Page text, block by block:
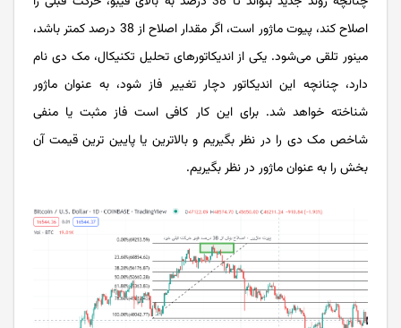
اصلاح کند، پیوت ماژور است، اگر مقدار اصلاح از 38 درصد کمتر باشد،
مینور تلقی می‌شود. یکی از اندیکاتورهای تحلیل تکنیکال، مک ‌دی نام
دارد، چنانچه این اندیکاتور دچار تغییر فاز شود، به عنوان ماژور
شناخته خواهد شد. برای این کار کافی است فاز مثبت یا منفی
شاخص مک ‌دی را در نظر بگیریم و بالاترین یا پایین ‌ترین قیمت آن
بخش را به عنوان ماژور در نظر بگیریم.